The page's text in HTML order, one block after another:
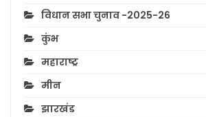
विधान सभा चुनाव -2025-26
कुंभ
महाराष्ट्र
मीन
झारखंड